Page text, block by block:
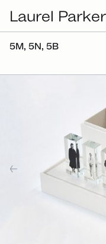
Laurel
5M, 5N, 5B